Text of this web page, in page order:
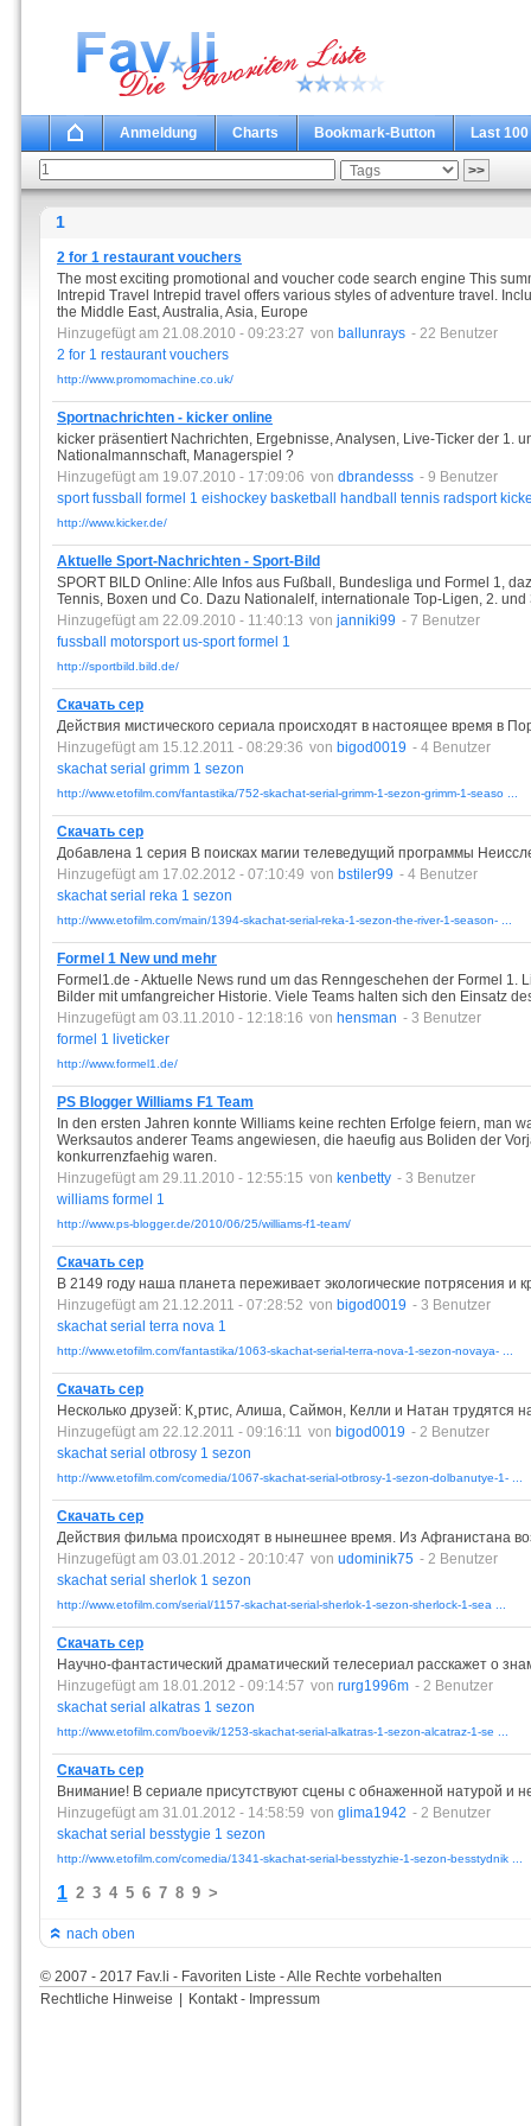
Anmeldung Charts Bookmark-Button Last 100
1
2 for 1 restaurant vouchers
The most exciting promotional and voucher code search engine This
Intrepid Travel Intrepid travel offers various styles of adventure travel.
the Middle East, Australia, Asia, Europe
Hinzugefügt am 21.08.2010 - 09:23:27 von ballunrays - 22 Benutzer
2 for 1 restaurant vouchers
http://www.promomachine.co.uk/
Sportnachrichten - kicker online
kicker präsentiert Nachrichten, Ergebnisse, Analysen, Live-Ticker der 1.
Nationalmannschaft, Managerspiel ?
Hinzugefügt am 19.07.2010 - 17:09:06 von dbrandesss - 9 Benutzer
sport fussball formel 1 eishockey basketball handball tennis radsport
http://www.kicker.de/
Aktuelle Sport-Nachrichten - Sport-Bild
SPORT BILD Online: Alle Infos aus Fußball, Bundesliga und Formel 1,
Tennis, Boxen und Co. Dazu Nationalelf, internationale Top-Ligen, 2.
Hinzugefügt am 22.09.2010 - 11:40:13 von janniki99 - 7 Benutzer
fussball
motorsport us-sport formel 1
http://sportbild.bild.de/
Скачать сер
Действия мистического сериала происходят в настоящее время в
Hinzugefügt am 15.12.2011 - 08:29:36 von bigod0019 - 4 Benutzer
skachat serial grimm 1 sezon
http://www.etofilm.com/fantastika/752-skachat-serial-grimm-1-sezon-grimm-1-seaso ...
Скачать сер
Добавлена 1 серия В поисках магии телеведущий программы
Hinzugefügt am 17.02.2012 - 07:10:49 von bstiler99 - 4 Benutzer
skachat serial reka 1 sezon
http://www.etofilm.com/main/1394-skachat-serial-reka-1-sezon-the-river-1-season- ...
Formel 1 New und mehr
Formel1.de - Aktuelle News rund um das Renngeschehen der Formel 1.
Bilder mit umfangreicher Historie. Viele Teams halten sich den Einsatz
Hinzugefügt am 03.11.2010 - 12:18:16 von hensman - 3 Benutzer
formel 1 liveticker
http://www.formel1.de/
PS Blogger Williams F1 Team
In den ersten Jahren konnte Williams keine rechten Erfolge feiern, man
Werksautos anderer Teams angewiesen, die haeufig aus Boliden der
konkurrenzfaehig waren.
Hinzugefügt am 29.11.2010 - 12:55:15 von kenbetty - 3 Benutzer
williams formel 1
http://www.ps-blogger.de/2010/06/25/williams-f1-team/
Скачать сер
В 2149 году наша планета переживает экологические потрясения и
Hinzugefügt am 21.12.2011 - 07:28:52 von bigod0019 - 3 Benutzer
skachat serial terra nova 1
http://www.etofilm.com/fantastika/1063-skachat-serial-terra-nova-1-sezon-novaya- ...
Скачать сер
Несколько друзей: К¸ртис, Алиша, Саймон, Келли и Натан трудятся
Hinzugefügt am 22.12.2011 - 09:16:11 von bigod0019 - 2 Benutzer
skachat serial otbrosy 1 sezon
http://www.etofilm.com/comedia/1067-skachat-serial-otbrosy-1-sezon-dolbanutye-1- ...
Скачать сер
Действия фильма происходят в нынешнее время. Из Афганистана
Hinzugefügt am 03.01.2012 - 20:10:47 von udominik75 - 2 Benutzer
skachat serial sherlok 1 sezon
http://www.etofilm.com/serial/1157-skachat-serial-sherlok-1-sezon-sherlock-1-sea ...
Скачать сер
Научно-фантастический драматический телесериал расскажет о
Hinzugefügt am 18.01.2012 - 09:14:57 von rurg1996m - 2 Benutzer
skachat serial alkatras 1 sezon
http://www.etofilm.com/boevik/1253-skachat-serial-alkatras-1-sezon-alcatraz-1-se ...
Скачать сер
Внимание! В сериале присутствуют сцены с обнаженной натурой и
Hinzugefügt am 31.01.2012 - 14:58:59 von glima1942 - 2 Benutzer
skachat serial besstygie 1 sezon
http://www.etofilm.com/comedia/1341-skachat-serial-besstyzhie-1-sezon-besstydnik ...
1 2 3 4 5 6 7 8 9 >
nach oben
© 2007 - 2017 Fav.li - Favoriten Liste - Alle Rechte vorbehalten
Rechtliche Hinweise
Kontakt - Impressum